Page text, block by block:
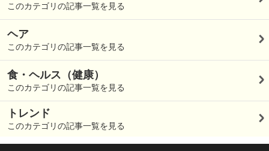
このカテゴリの記事一覧を見る
ヘア
このカテゴリの記事一覧を見る
食・ヘルス（健康）
このカテゴリの記事一覧を見る
トレンド
このカテゴリの記事一覧を見る